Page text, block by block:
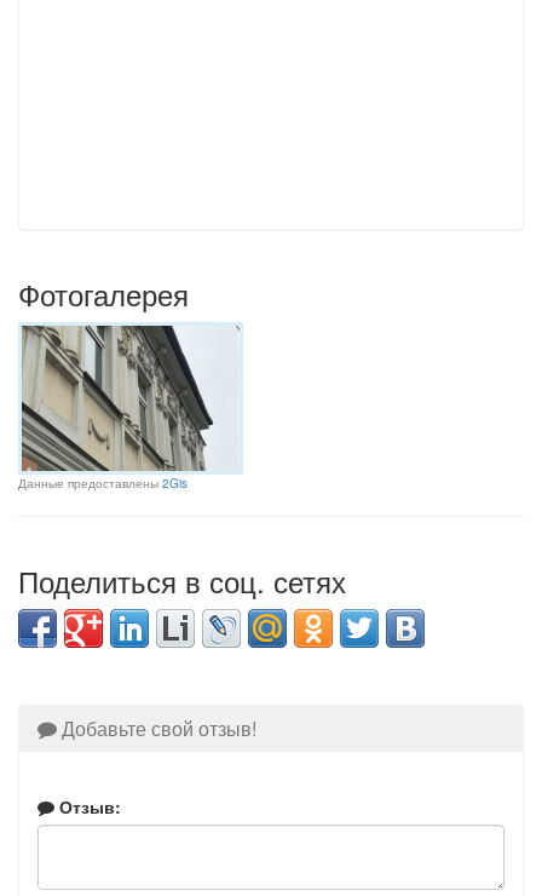
Фотогалерея
Данные предоставлены 2Gis
Поделиться в соц. сетях
Добавьте свой отзыв!
Отзыв: